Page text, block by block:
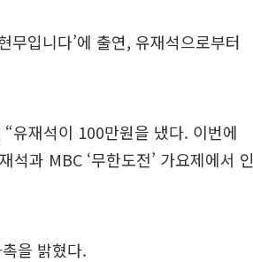
입니다’에 출연, 유재석으로부터
유재석이 100만원을 냈다. 이번에
과 MBC ‘무한도전’ 가요제에서 인
을 밝혔다.